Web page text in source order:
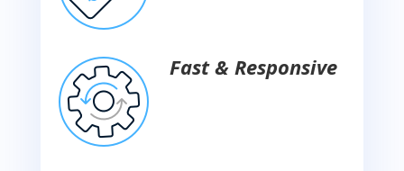
Fast & Responsive